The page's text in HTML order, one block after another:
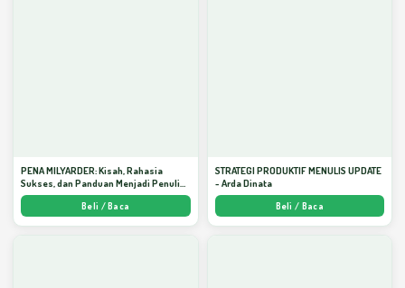
PENA MILYARDER: Kisah, Rahasia
Sukses, dan Panduan Menjadi Penulis 1
Milyar di KBM App dari Nol - Arda Dinata
Beli / Baca
STRATEGI PRODUKTIF MENULIS UPDATE
- Arda Dinata
Beli / Baca